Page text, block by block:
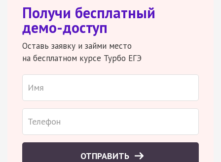
Получи бесплатный
демо-доступ
Оставь заявку и займи место
на бесплатном курсе Турбо ЕГЭ
ОТПРАВИТЬ